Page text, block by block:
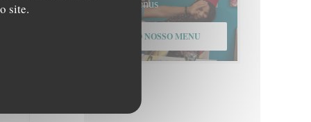
site.
Menus
DESCUBRA O NOSSO MENU